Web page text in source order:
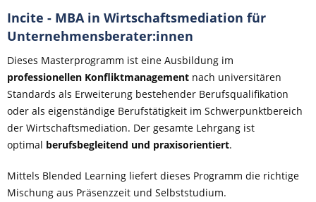
Incite - MBA in Wirtschaftsmediation für
Unternehmensberater:innen
Dieses Masterprogramm ist eine Ausbildung im
professionellen Konfliktmanagement nach universitären
Standards als Erweiterung bestehender Berufsqualifikation
oder als eigenständige Berufstätigkeit im Schwerpunktbereich
der Wirtschaftsmediation. Der gesamte Lehrgang ist
optimal berufsbegleitend und praxisorientiert.
Mittels Blended Learning liefert dieses Programm die richtige
Mischung aus Präsenzzeit und Selbststudium.